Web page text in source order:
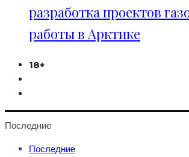
разработка проектов
работы в Арктике
18+
Последние
Последние